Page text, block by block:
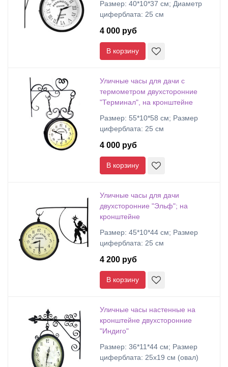
Размер: 40*10*37 см; Диаметр
циферблата: 25 см
4 000 руб
В корзину
Уличные часы для дачи с
термометром двухсторонние
"Терминал", на кронштейне
Размер: 55*10*58 см; Размер
циферблата: 25 см
4 000 руб
В корзину
Уличные часы для дачи
двухсторонние "Эльф"; на
кронштейне
Размер: 45*10*44 см; Размер
циферблата: 25 см
4 200 руб
В корзину
Уличные часы настенные на
кронштейне двухсторонние
"Индиго"
Размер: 36*11*44 см; Размер
циферблата: 25х19 см (овал)